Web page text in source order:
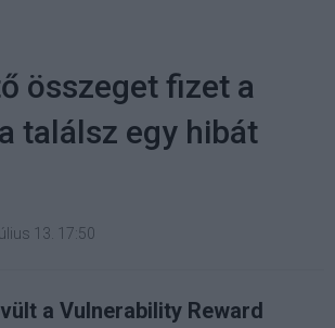
összeget fizet a
találsz egy hibát
13. 17:50
a Vulnerability Reward